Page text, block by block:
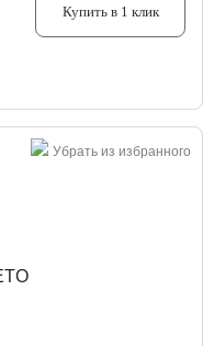
Купить в 1 клик
Убрать из избранного